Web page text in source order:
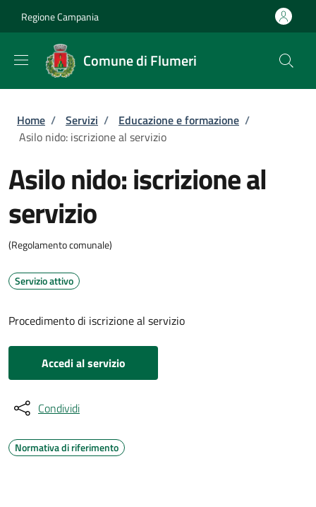
Regione Campania
Comune di Flumeri
Briciole di pane
Home / Servizi / Educazione e formazione /
Asilo nido: iscrizione al servizio
Asilo nido: iscrizione al
servizio
(Regolamento comunale)
Servizio attivo
Procedimento di iscrizione al servizio
Accedi al servizio
Condividi
Normativa di riferimento